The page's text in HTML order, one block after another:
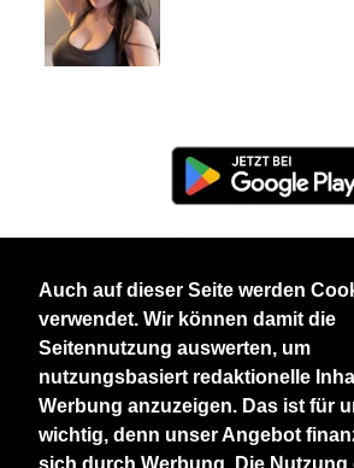
Auch auf dieser Seite werden
verwendet. Wir können damit die
Seitennutzung auswerten, um
nutzungsbasiert redaktionelle
Werbung anzuzeigen. Das ist für
wichtig, denn unser Angebot
Datenschutzerklärung AGB
Nehmen Sie Kontakt mit uns auf
Unsere anderen